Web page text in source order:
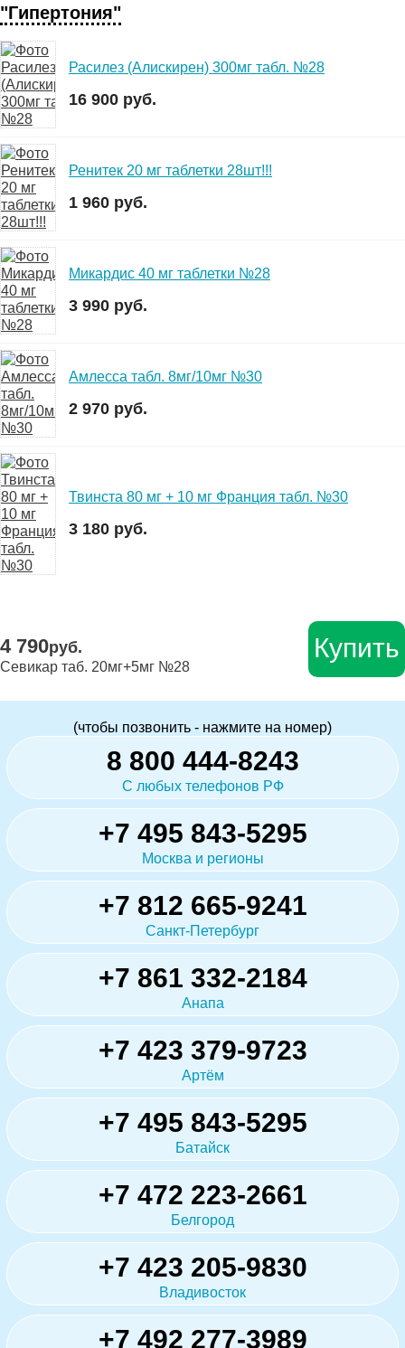
"Гипертония"
Расилез (Алискирен) 300мг табл. №28
16 900 руб.
Ренитек 20 мг таблетки 28шт!!!
1 960 руб.
Микардис 40 мг таблетки №28
3 990 руб.
Амлесса табл. 8мг/10мг №30
2 970 руб.
Твинста 80 мг + 10 мг Франция табл. №30
3 180 руб.
4 790руб.
Севикар таб. 20мг+5мг №28
Купить
(чтобы позвонить - нажмите на номер)
8 800 444-8243
С любых телефонов РФ
+7 495 843-5295
Москва и регионы
+7 812 665-9241
Санкт-Петербург
+7 861 332-2184
Анапа
+7 423 379-9723
Артём
+7 495 843-5295
Батайск
+7 472 223-2661
Белгород
+7 423 205-9830
Владивосток
+7 492 277-3989